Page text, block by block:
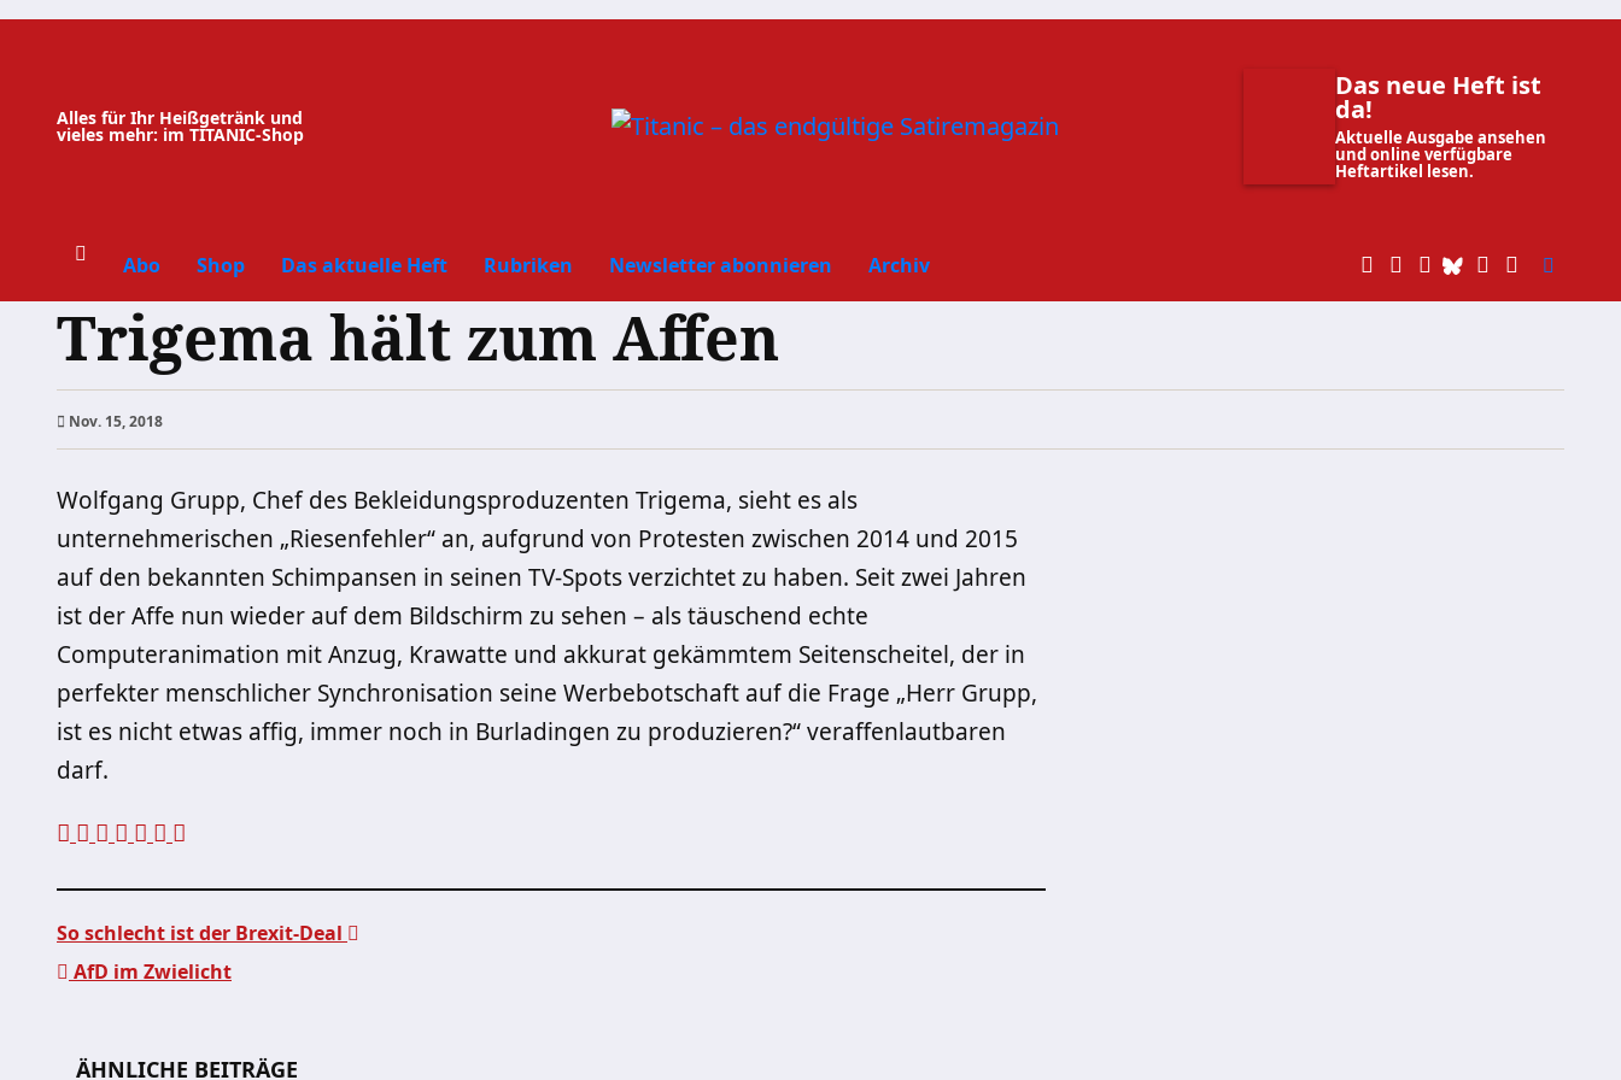
Zum
Alles für Ihr Heißgetränk und
vieles mehr: im TITANIC-Shop
Das neue Heft ist
da!
Aktuelle Ausgabe ansehen
und online verfügbare
Heftartikel lesen.
Abo Shop Das aktuelle Heft Rubriken Newsletter abonnieren Archiv
Trigema hält zum Affen
Nov. 15, 2018
Wolfgang Grupp, Chef des Bekleidungsproduzenten Trigema, sieht es als
unternehmerischen „Riesenfehler“ an, aufgrund von Protesten zwischen 2014 und 2015
auf den bekannten Schimpansen in seinen TV-Spots verzichtet zu haben. Seit zwei Jahren
ist der Affe nun wieder auf dem Bildschirm zu sehen – als täuschend echte
Computeranimation mit Anzug, Krawatte und akkurat gekämmtem Seitenscheitel, der in
perfekter menschlicher Synchronisation seine Werbebotschaft auf die Frage „Herr Grupp,
ist es nicht etwas affig, immer noch in Burladingen zu produzieren?“ veraffenlautbaren
darf.
So schlecht ist der Brexit-Deal
AfD im Zwielicht
ÄHNLICHE BEITRÄGE